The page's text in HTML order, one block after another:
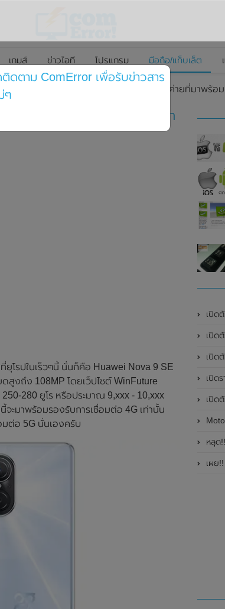
เกมส์ ข่าวไอที โปรแกรม มือถือ/แท็บเล็ต
าร์ทโฟน Huawei Nova 9 SE รุ่นแรกของค่ายที่มาพร้
Nova 9 SE รุ่นแรกของค่ายที่มา
โรปในเร็วๆนี้ นั่นก็คือ Huawei Nova 9 SE
งถึง 108MP โดยเว็ปไซต์ WinFuture
280 ยูโร หรือประมาณ 9,xxx - 10,xxx
จะมาพร้อมรองรับการเชื่อมต่อ 4G เท่านั้น
มต่อ 5G นั่นเองครับ
เปิดตัวแท็บเล็
เปิดตัวสมาร์ทโฟ
เปิดตัวสมา
เปิดราค
เปิดตัวสมาร์
หลุด!! ภา
เผย!! ภาพ
ดตาม ComError เพื่อรับข่าวสาร
ๆ